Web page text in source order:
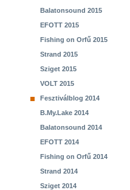
Balatonsound 2015
EFOTT 2015
Fishing on Orfű 2015
Strand 2015
Sziget 2015
VOLT 2015
Fesztiválblog 2014
B.My.Lake 2014
Balatonsound 2014
EFOTT 2014
Fishing on Orfű 2014
Strand 2014
Sziget 2014